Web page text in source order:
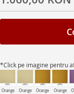
*Click pe imagine pentru
Orange
Orange
Orange
Orange